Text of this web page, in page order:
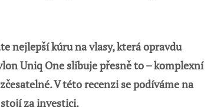
nejlepší kúru na vlasy, která opravdu
Uniq One slibuje přesně to – komplexní
V této recenzi se podíváme na
za investici.